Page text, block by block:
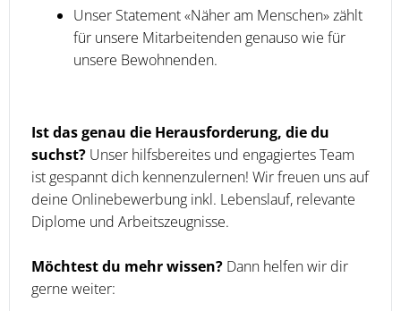
Unser Statement «Näher am Menschen» zählt
für unsere Mitarbeitenden genauso wie für
unsere Bewohnenden.
Ist das genau die Herausforderung, die du
suchst? Unser hilfsbereites und engagiertes Team
ist gespannt dich kennenzulernen! Wir freuen uns auf
deine Onlinebewerbung inkl. Lebenslauf, relevante
Diplome und Arbeitszeugnisse.
Möchtest du mehr wissen? Dann helfen wir dir
gerne weiter: